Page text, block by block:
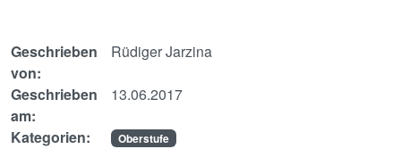
Geschrieben
von:
Rüdiger Jarzina
Geschrieben
am:
13.06.2017
Kategorien: Oberstufe